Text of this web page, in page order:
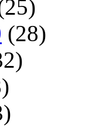
(28)